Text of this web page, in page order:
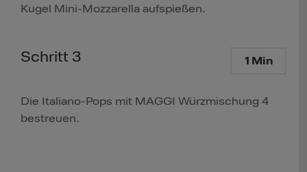
Kugel Mini-Mozzarella aufspießen.
Schritt 3 1 Min
Die Italiano-Pops mit MAGGI Würzmischung 4
bestreuen.